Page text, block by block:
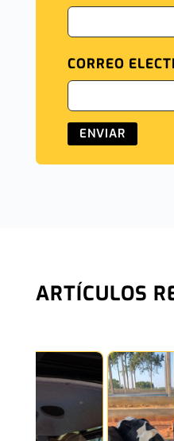
CORREO
ENVIAR
ARTÍCULOS